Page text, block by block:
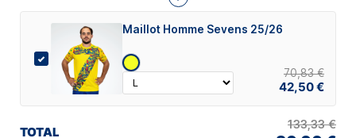
Maillot Homme Sevens 25/26
70,83 €
42,50 €
TOTAL
133,33 €